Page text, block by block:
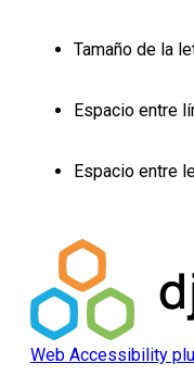
Tamaño de la
Espacio entre
Espacio entre
Web Accessibility